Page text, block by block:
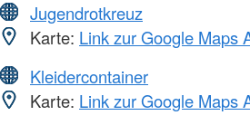
Jugendrotkreuz
Karte: Link zur Google Maps
Kleidercontainer
Karte: Link zur Google Maps